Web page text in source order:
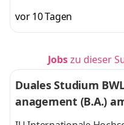
vor 10 Tagen
Jobszu dieser
Duales Studium
anagement (B.A.)